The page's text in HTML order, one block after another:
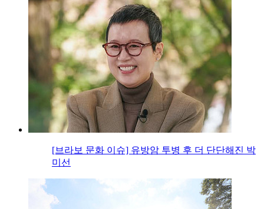
[브라보 문화 이슈] 유방암 투병 후 더 단단해진 박
미선